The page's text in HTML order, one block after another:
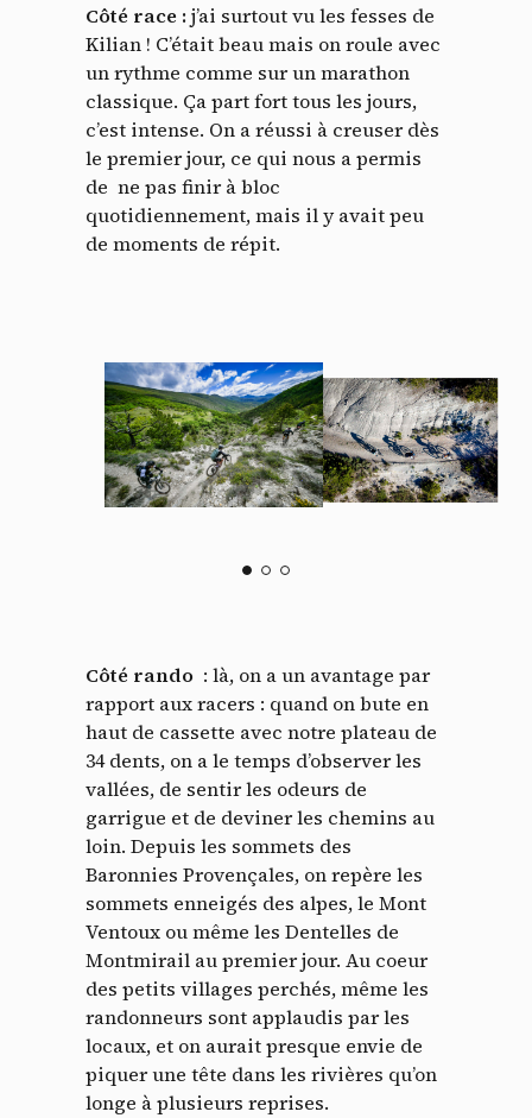
Côté race :j’ai surtout vu les fesses de
Kilian ! C’était beau mais on roule avec
un rythme comme sur un marathon
classique. Ça part fort tous les jours,
c’est intense. On a réussi à creuser dès
le premier jour, ce qui nous a permis
de ne pas finir à bloc
quotidiennement, mais il y avait peu
de moments de répit.
Côté rando : là, on a un avantage par
rapport aux racers : quand on bute en
haut de cassette avec notre plateau de
34 dents, on a le temps d’observer les
vallées, de sentir les odeurs de
garrigue et de deviner les chemins au
loin. Depuis les sommets des
Baronnies Provençales, on repère les
sommets enneigés des alpes, le Mont
Ventoux ou même les Dentelles de
Montmirail au premier jour. Au coeur
des petits villages perchés, même les
randonneurs sont applaudis par les
locaux, et on aurait presque envie de
piquer une tête dans les rivières qu’on
longe à plusieurs reprises.